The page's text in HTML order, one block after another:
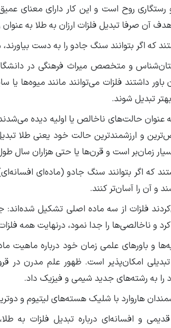
رستگاری روح است و این کار دارای معنای
آن صرفا تبدیل فلزات ارزان به طلا به
که اگر بتوانند سنگ جادو را به دست
و متخصص میراث فرهنگی در
داشتند فلزات می‌توانند مانند میوه‌ها یا
تبدیل شوند.
عنوان حالت‌های ناخالص یا اولیه دیده
و ارزشمندترین حالت خود یعنی طلا
زمان‌بر است و قرن‌ها یا حتی هزاران سال
که اگر بتوانند سنگ جادو (ماده‌ای
و آن را آسان‌تر کنند.
فلزات از سه ماده اصلی تشکیل شده‌اند:
و ناخالصی‌ها را جدا نمود، درنهایت همه
و باورهای علمی زمان خود درباره
امکان‌پذیر است. ظهور علم مدرن در
را به رشته‌های جدید شیمی و فیزیک داد.
قدیمی و افسانه‌ای درباره تبدیل فلزات